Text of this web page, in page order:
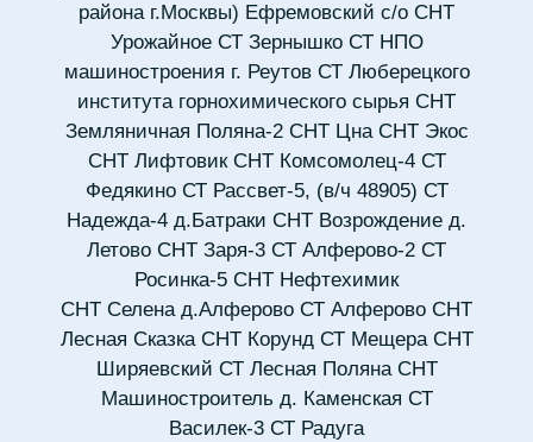
района г.Москвы) Ефремовский с/о СНТ
Урожайное СТ Зернышко СТ НПО
машиностроения г. Реутов СТ Люберецкого
института горнохимического сырья СНТ
Земляничная Поляна-2 СНТ Цна СНТ Экос
СНТ Лифтовик СНТ Комсомолец-4 СТ
Федякино СТ Рассвет-5, (в/ч 48905) СТ
Надежда-4 д.Батраки СНТ Возрождение д.
Летово СНТ Заря-3 СТ Алферово-2 СТ
Росинка-5 СНТ Нефтехимик
СНТ Селена д.Алферово СТ Алферово СНТ
Лесная Сказка СНТ Корунд СТ Мещера СНТ
Ширяевский СТ Лесная Поляна СНТ
Машиностроитель д. Каменская СТ
Василек-3 СТ Радуга